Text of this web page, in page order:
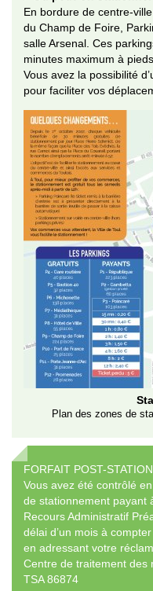
En bordure de centre-
du Champ de Foire,
salle Arsenal. Ces
minutes maximum à
Vous avez la possibilité
pour faciliter vos
Plan des zones de
FORFAIT POST-
Vous avez été contrôlé
de stationnement payant
Recours Administratif
délai d’un mois à
en adressant votre
Centre de traitement des
TSA 86874